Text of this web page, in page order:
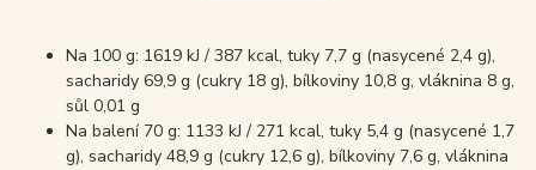
Na 100 g: 1619 kJ / 387 kcal, tuky 7,7 g (nasycené 2,4 g),
sacharidy 69,9 g (cukry 18 g), bílkoviny 10,8 g, vláknina 8 g,
sůl 0,01 g
Na balení 70 g: 1133 kJ / 271 kcal, tuky 5,4 g (nasycené 1,7
g), sacharidy 48,9 g (cukry 12,6 g), bílkoviny 7,6 g, vláknina